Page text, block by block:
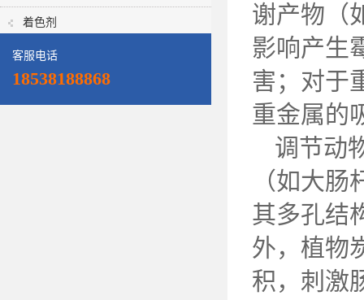
着色剂
客服电话
18538188868
谢产物（
影响产生
害；对于
重金属的
调节动
（如大
其多孔结
外，植物
积，刺激